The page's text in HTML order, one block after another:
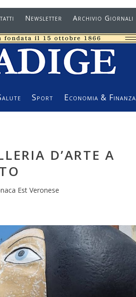
Newsletter Archivio Giornali
Sport Economia & Finanza
D’ARTE A
Est Veronese